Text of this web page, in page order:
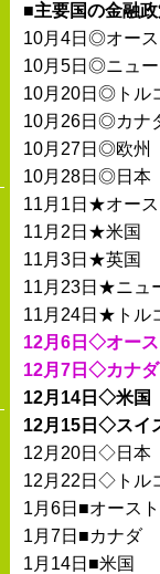
■主要国の金融
10月4日◎オー
10月5日◎ニュー
10月20日◎トル
10月26日◎カナ
10月27日◎欧州
10月28日◎日本
11月1日★オー
11月2日★米国
11月3日★英国
11月23日★ニュ
11月24日★トル
12月6日◇オー
12月7日◇カナダ
12月14日◇米国
12月15日◇スイ
12月20日◇日本
12月22日◇トル
1月6日■オース
1月7日■カナダ
1月14日■米国